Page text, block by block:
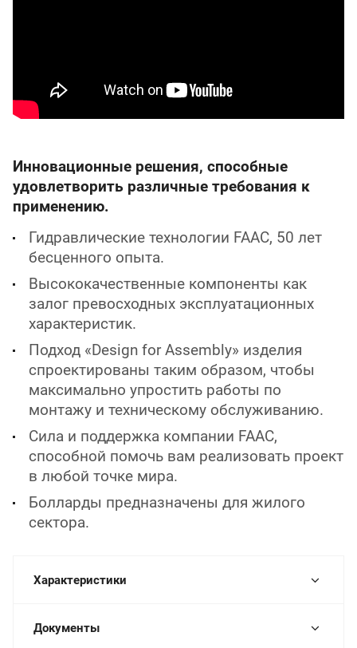
Инновационные решения, способные
удовлетворить различные требования к
применению.
Гидравлические технологии FAAC, 50 лет
бесценного опыта.
Высококачественные компоненты как
залог превосходных эксплуатационных
характеристик.
Подход «Design for Assembly» изделия
спроектированы таким образом, чтобы
максимально упростить работы по
монтажу и техническому обслуживанию.
Сила и поддержка компании FAAC,
способной помочь вам реализовать проект
в любой точке мира.
Болларды предназначены для жилого
сектора.
Характеристики
Документы